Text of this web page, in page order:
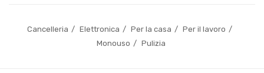
Cancelleria Elettronica Per la casa
Per il lavoro
Monouso
Pulizia